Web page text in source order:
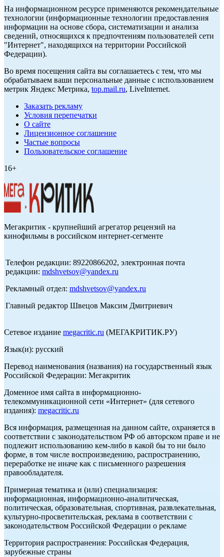
На информационном ресурсе применяются рекомендательные
технологии (информационные технологии предоставления
информации на основе сбора, систематизации и анализа
сведений, относящихся к предпочтениям пользователей сети
"Интернет", находящихся на территории Российской
Федерации).
Во время посещения сайта вы соглашаетесь с тем, что мы
обрабатываем ваши персональные данные с использованием
метрик Яндекс Метрика, top.mail.ru, LiveInternet.
Заказать рекламу
Условия перепечатки
О сайте
Лицензионное соглашение
Частые вопросы
Пользовательское соглашение
16+
Мегакритик - крупнейший агрегатор рецензий на
кинофильмы в российском интернет-сегменте
Телефон редакции: 89220866202, электронная почта
редакции: mdshvetsov@yandex.ru
Рекламный отдел: mdshvetsov@yandex.ru
Главный редактор Швецов Максим Дмитриевич
Сетевое издание megacritic.ru (МЕГАКРИТИК.РУ)
Язык(и): русский
Перевод наименования (названия) на государственный язык
Российской Федерации: Мегакритик
Доменное имя сайта в информационно-
телекоммуникационной сети «Интернет» (для сетевого
издания): megacritic.ru
Вся информация, размещенная на данном сайте, охраняется в
соответствии с законодательством РФ об авторском праве и не
подлежит использованию кем-либо в какой бы то ни было
форме, в том числе воспроизведению, распространению,
переработке не иначе как с письменного разрешения
правообладателя.
Примерная тематика и (или) специализация:
информационная, информационно-аналитическая,
политическая, образовательная, спортивная, развлекательная,
культурно-просветительская, реклама в соответствии с
законодательством Российской Федерации о рекламе
Территория распространения: Российская Федерация,
зарубежные страны